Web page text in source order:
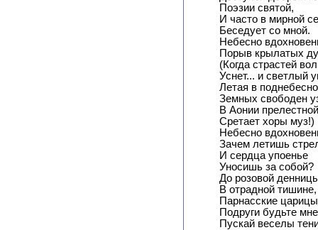
Поэзии святой,
И часто в мирной
Беседует со мной.
Небесно
Порыв крылатых
(Когда страстей
Уснет... и светлый
Летая в
Земных свободен
В Аонии прелестной
Сретает хоры муз!)
Небесно
Зачем летишь
И сердца упоенье
Уносишь за собой?
До розовой
В отрадной тишине,
Парнасские
Подруги будьте
Пускай веселы